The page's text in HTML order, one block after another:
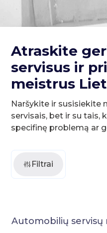
Atraskite
servisus ir
meistrus
Naršykite ir susisiekite
servisais, bet ir su tais,
specifinę problemą ar
Filtrai
Automobilių servisų